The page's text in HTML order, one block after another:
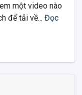
một video nào
để tải về... Đọc